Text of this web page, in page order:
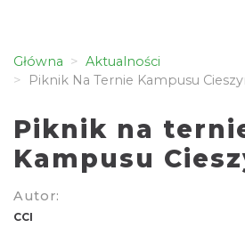
Główna
Aktualności
Piknik Na Ternie Kampusu
Piknik na
Kampusu
Autor:
CCI